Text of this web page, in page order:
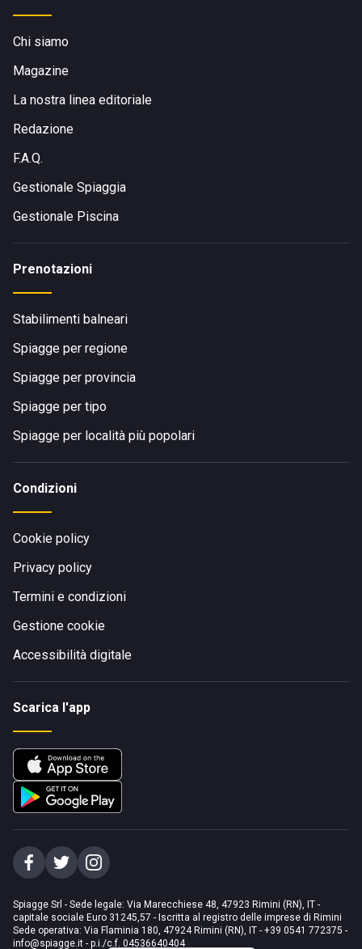
Chi siamo
Magazine
La nostra linea editoriale
Redazione
F.A.Q.
Gestionale Spiaggia
Gestionale Piscina
Prenotazioni
Stabilimenti balneari
Spiagge per regione
Spiagge per provincia
Spiagge per tipo
Spiagge per località più popolari
Condizioni
Cookie policy
Privacy policy
Termini e condizioni
Gestione cookie
Accessibilità digitale
Scarica l'app
Spiagge Srl - Sede legale: Via Marecchiese 48, 47923 Rimini (RN), IT -
capitale sociale Euro 31245,57 - Iscritta al registro delle imprese di Rimini
Sede operativa: Via Flaminia 180, 47924 Rimini (RN), IT - +39 0541 772375 -
info@spiagge.it - p.i./c.f. 04536640404